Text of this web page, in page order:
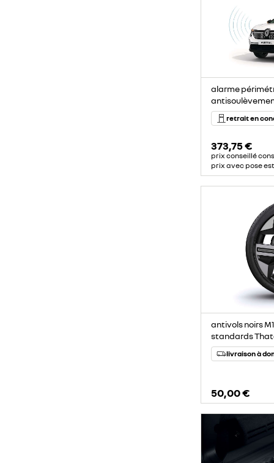
alarme
retrait en
373,75 €
prix conseillé
prix avec pose
antivols noirs
standards
livraison à
50,00 €